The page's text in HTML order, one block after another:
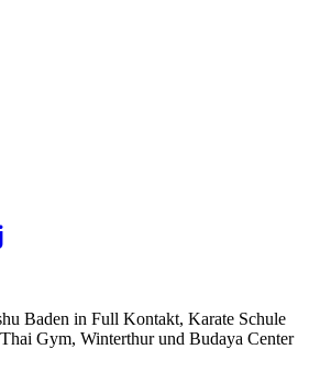
Baden in Full Kontakt, Karate Schule
Gym, Winterthur und Budaya Center